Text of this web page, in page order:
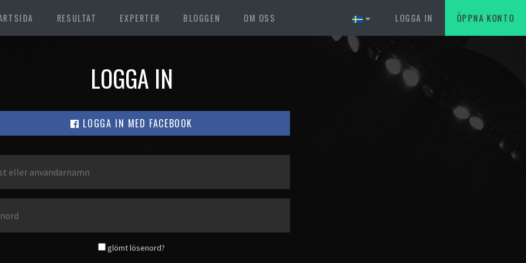
RESULTAT EXPERTER BLOGGEN OM OSS LOGGA IN ÖPPNA KONTO
LOGGA IN
LOGGA IN MED FACEBOOK
glömt lösenord?